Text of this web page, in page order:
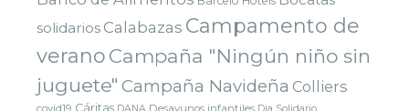
solidarios Calabazas Campamento de
verano Campaña "Ningún niño sin
juguete" Campaña Navideña Colliers
covid19 Cáritas DANA Desayunos infantiles Dia Solidario